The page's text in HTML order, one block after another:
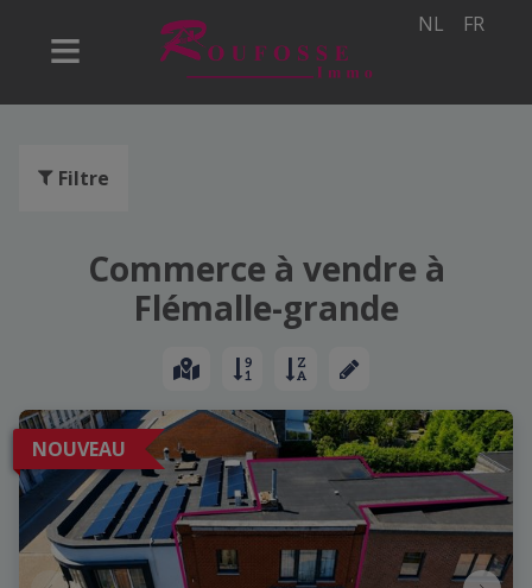
NL FR
Filtre
Commerce à vendre à
Flémalle-grande
NOUVEAU